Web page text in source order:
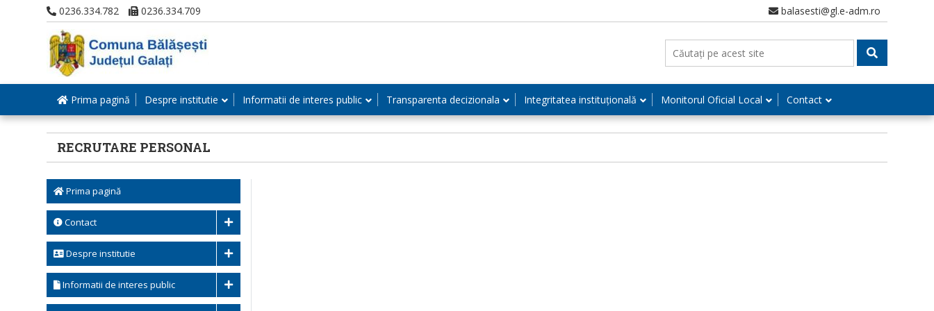
0236.334.782 0236.334.709 balasesti@gl.e-adm.ro
Prima pagină Despre institutie Informatii de interes public Transparenta decizionala Integritatea instituțională Monitorul Oficial Local Contact
RECRUTARE PERSONAL
Prima pagină
Contact
Despre institutie
Informatii de interes public